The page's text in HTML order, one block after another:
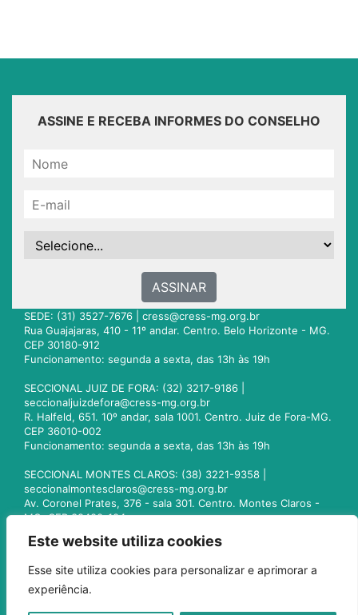
Este website utiliza cookies
Esse site utiliza cookies para personalizar e aprimorar a
experiência.
ASSINE E RECEBA INFORMES DO CONSELHO
ASSINAR
SEDE: (31) 3527-7676 | cress@cress-mg.org.br
Rua Guajajaras, 410 - 11º andar. Centro. Belo Horizonte - MG.
CEP 30180-912
Funcionamento: segunda a sexta, das 13h às 19h
SECCIONAL JUIZ DE FORA: (32) 3217-9186 |
seccionaljuizdefora@cress-mg.org.br
R. Halfeld, 651. 10º andar, sala 1001. Centro. Juiz de Fora-MG.
CEP 36010-002
Funcionamento: segunda a sexta, das 13h às 19h
SECCIONAL MONTES CLAROS: (38) 3221-9358 |
seccionalmontesclaros@cress-mg.org.br
Av. Coronel Prates, 376 - sala 301. Centro. Montes Claros -
MG. CEP 39400-104
seccionaluberlandia@cress-mg.org.br
Av. Afonso Pena, 547 - sala 101. Uberlândia - MG. CEP